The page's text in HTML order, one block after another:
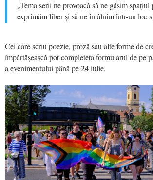
„Tema serii ne provoacă să ne găsim
exprimăm liber și să ne întâlnim într-un loc
Cei care scriu poezie, proză sau alte forme de
împărtășească pot completeta formularul de pe
a evenimentului până pe 24 iulie.